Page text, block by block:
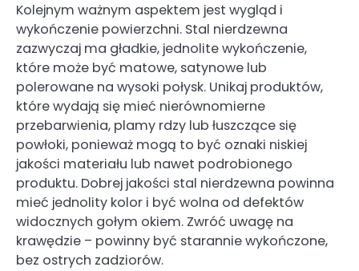
Kolejnym ważnym aspektem jest wygląd i
wykończenie powierzchni. Stal nierdzewna
zazwyczaj ma gładkie, jednolite wykończenie,
które może być matowe, satynowe lub
polerowane na wysoki połysk. Unikaj produktów,
które wydają się mieć nierównomierne
przebarwienia, plamy rdzy lub łuszczące się
powłoki, ponieważ mogą to być oznaki niskiej
jakości materiału lub nawet podrobionego
produktu. Dobrej jakości stal nierdzewna powinna
mieć jednolity kolor i być wolna od defektów
widocznych gołym okiem. Zwróć uwagę na
krawędzie – powinny być starannie wykończone,
bez ostrych zadziorów.